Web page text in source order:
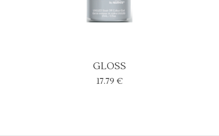
GLOSS
17.79 €